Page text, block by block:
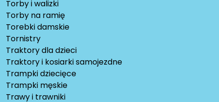
Torby i walizki
Torby na ramię
Torebki damskie
Tornistry
Traktory dla dzieci
Traktory i kosiarki samojezdne
Trampki dziecięce
Trampki męskie
Trawy i trawniki